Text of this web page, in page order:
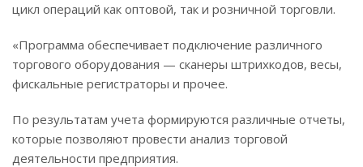
цикл операций как оптовой, так и розничной торговли.
«Программа обеспечивает подключение различного
торгового оборудования — сканеры штрихкодов, весы,
фискальные регистраторы и прочее.
По результатам учета формируются различные отчеты,
которые позволяют провести анализ торговой
деятельности предприятия.